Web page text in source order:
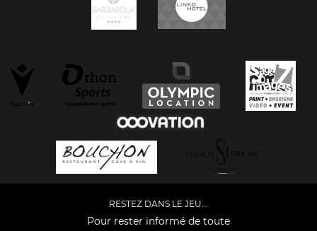
RESTEZ DANS LE JEU...
Pour rester informé de toute